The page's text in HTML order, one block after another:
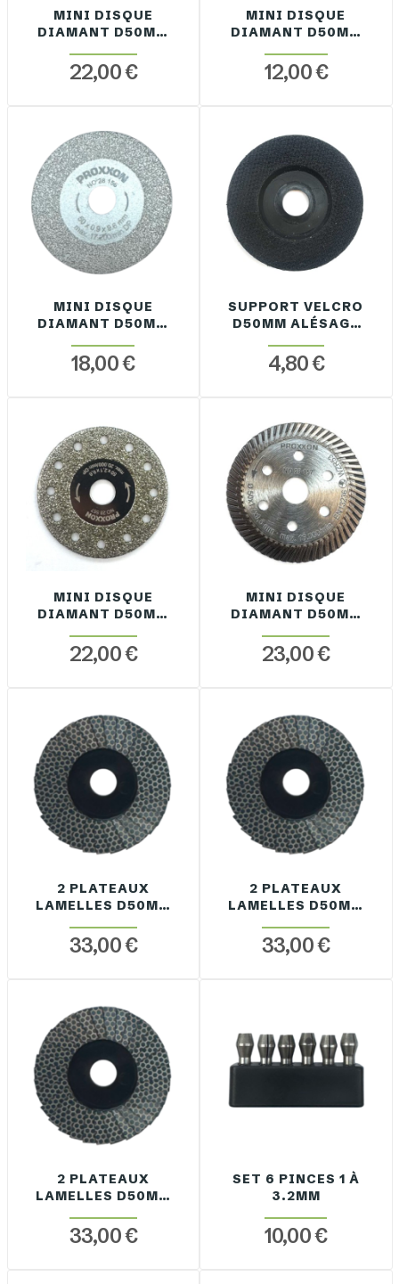
MINI DISQUE
DIAMANT D50MM
ALÉSAGE 9.6MM
ELECTRODÉPOT
22,00 €
MINI DISQUE
DIAMANT D50MM
ALÉSAGE 9.6MM
ELECTRODÉPOT
12,00 €
MINI DISQUE
DIAMANT D50MM
RETOUR ALÉSAGE
9.6MM
18,00 €
SUPPORT VELCRO
D50MM ALÉSAGE
4,80 €
MINI DISQUE
DIAMANT D50MM
RETOUR ALÉSAGE
9.6MM
22,00 €
MINI DISQUE
DIAMANT D50MM
ALÉSAGE 9.6MM
ELECTRODÉPOT
23,00 €
2 PLATEAUX
LAMELLES D50MM
33,00 €
2 PLATEAUX
LAMELLES D50MM
33,00 €
2 PLATEAUX
LAMELLES D50MM
33,00 €
SET 6 PINCES 1 À
3.2MM
10,00 €